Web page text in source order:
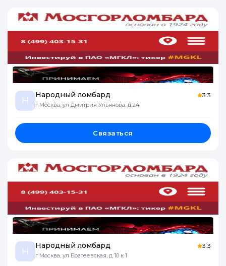
Н
Народный ломбард
г Москва, ул Дмитрия Ульянова, д 24
3.3
Связаться
Н
Народный ломбард
г Москва, ул Братеевская, д 10 к 1
3.3